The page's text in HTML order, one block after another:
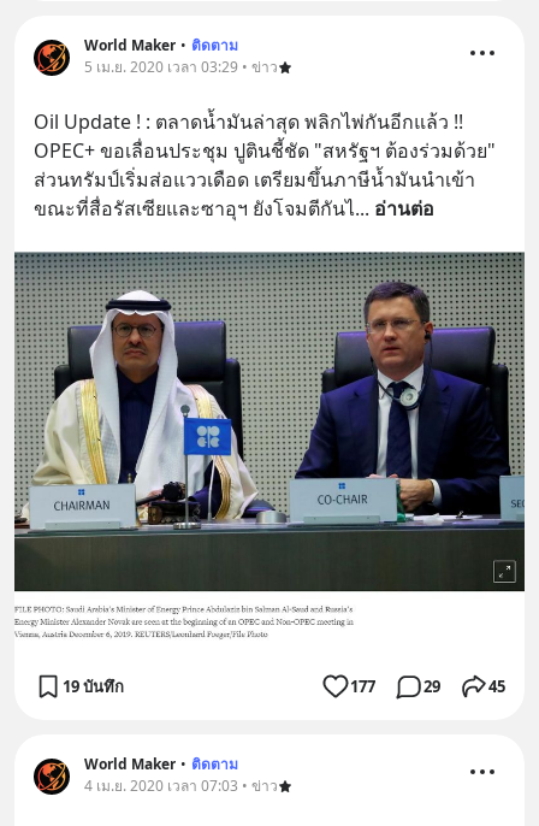
World Maker • ติดตาม
5 เม.ย. 2020 เวลา 03:29 • ข่าว
Oil Update ! : ตลาดน้ำมันล่าสุด พลิกไพ่กันอีกแล้ว !!
OPEC+ ขอเลื่อนประชุม ปูตินชี้ชัด "สหรัฐฯ ต้องร่วมด้วย"
ส่วนทรัมป์เริ่มส่อแววเดือด เตรียมขึ้นภาษีน้ำมันนำเข้า
ขณะที่สื่อรัสเซียและซาอุฯ ยังโจมตีกันไ... อ่านต่อ
19 บันทึก 177 29 45
World Maker • ติดตาม
4 เม.ย. 2020 เวลา 07:03 • ข่าว